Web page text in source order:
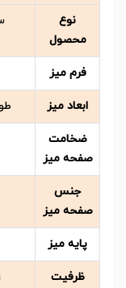
نوع
محصول
فرم میز
ابعاد میز طول ۶۰ × عرض ۶۰
ضخامت
صفحه میز
جنس
صفحه میز
پایه میز
ظرفیت
۱ تا ۴